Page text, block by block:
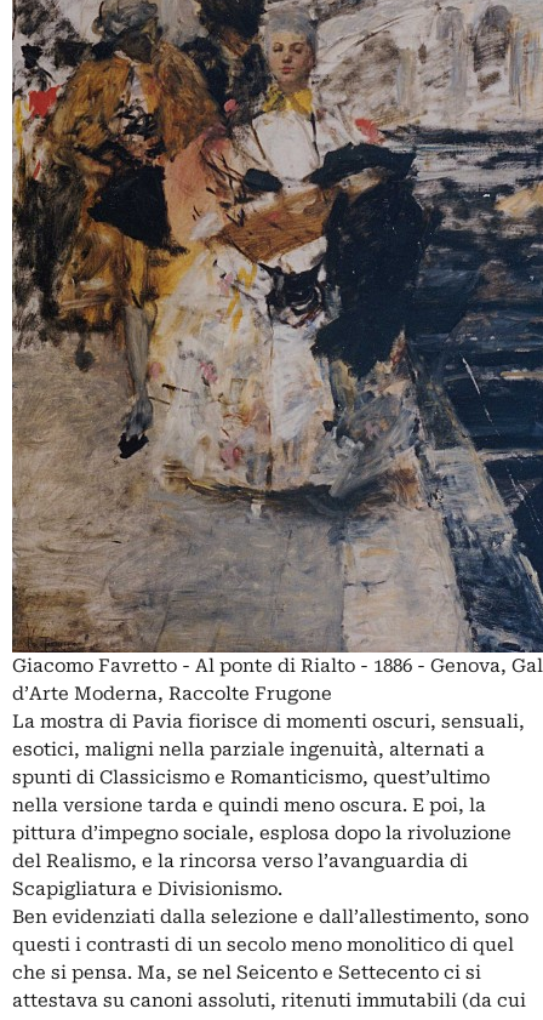
Giacomo Favretto - Al ponte di Rialto - 1886 - Genova,
d’Arte Moderna, Raccolte Frugone
La mostra di Pavia fiorisce di momenti oscuri, sensuali,
esotici, maligni nella parziale ingenuità, alternati a
spunti di Classicismo e Romanticismo, quest’ultimo
nella versione tarda e quindi meno oscura. E poi, la
pittura d’impegno sociale, esplosa dopo la rivoluzione
del Realismo, e la rincorsa verso l’avanguardia di
Scapigliatura e Divisionismo.
Ben evidenziati dalla selezione e dall’allestimento, sono
questi i contrasti di un secolo meno monolitico di quel
che si pensa. Ma, se nel Seicento e Settecento ci si
attestava su canoni assoluti, ritenuti immutabili (da cui